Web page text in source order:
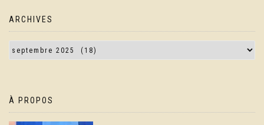
ARCHIVES
À PROPOS